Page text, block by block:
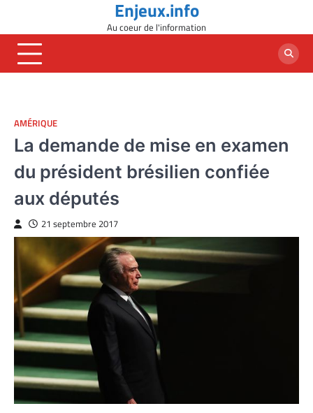
content
Enjeux.info
Au coeur de l'information
AMÉRIQUE
La demande de mise en examen
du président brésilien confiée
aux députés
21 septembre 2017